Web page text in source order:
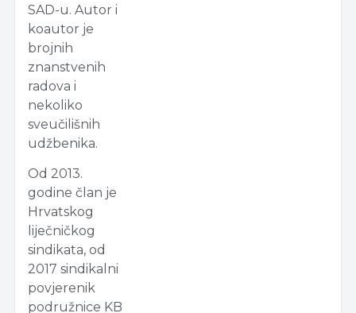
SAD-u. Autor i
koautor je
brojnih
znanstvenih
radova i
nekoliko
sveučilišnih
udžbenika.
Od 2013.
godine član je
Hrvatskog
liječničkog
sindikata, od
2017 sindikalni
povjerenik
podružnice KB